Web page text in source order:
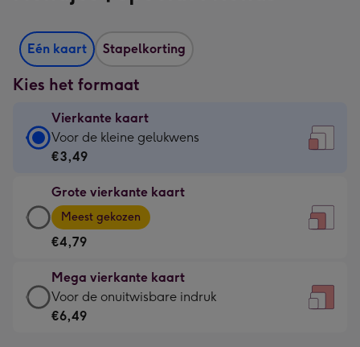
Eén kaart Stapelkorting
Kies het formaat
Vierkante kaart
Vierkante
kaart
€3,49
-
Voor
kleine
gelukwens
-
Voor de kleine gelukwens
€3,49
Grote vierkante kaart
Grote
vierkante
kaart
-
€4,79
-
Meest
Meest gekozen
€4,79
Mega vierkante kaart
Mega
vierkante
Voor de onuitwisbare indruk
€6,49